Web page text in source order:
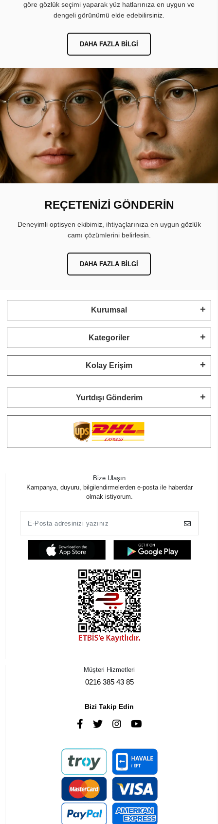
göre gözlük seçimi yaparak yüz hatlarınıza en uygun ve
dengeli görünümü elde edebilirsiniz.
DAHA FAZLA BILGI
REÇETENİZİ GÖNDERİN
Deneyimli optisyen ekibimiz, ihtiyaçlarınıza en uygun gözlük
camı çözümlerini belirlesin.
DAHA FAZLA BILGI
Kurumsal
Kategoriler
Kolay Erişim
Yurtdışı Gönderim
Bize Ulaşın
Kampanya, duyuru, bilgilendirmelerden e-posta ile haberdar
olmak istiyorum.
Müşteri Hizmetleri
0216 385 43 85
Bizi Takip Edin